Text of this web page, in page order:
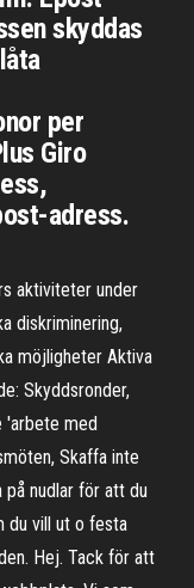
skyddas
per
Giro
adress.
aktiviteter under
diskriminering,
möjligheter Aktiva
Skyddsronder,
'arbete med
Skaffa inte
nudlar för att du
du vill ut o festa
Hej. Tack för att